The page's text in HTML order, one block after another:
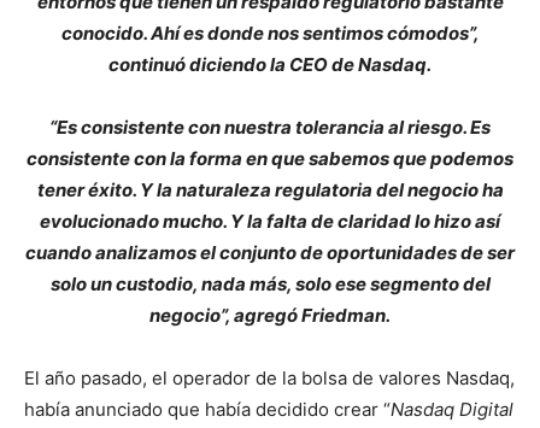
conocido. Ahí es donde nos sentimos cómodos”,
continuó diciendo la CEO de Nasdaq.
“Es consistente con nuestra tolerancia al riesgo. Es
consistente con la forma en que sabemos que podemos
tener éxito. Y la naturaleza regulatoria del negocio ha
evolucionado mucho. Y la falta de claridad lo hizo así
cuando analizamos el conjunto de oportunidades de ser
solo un custodio, nada más, solo ese segmento del
negocio”, agregó Friedman.
El año pasado, el operador de la bolsa de valores Nasdaq,
había anunciado que había decidido crear “Nasdaq Digital